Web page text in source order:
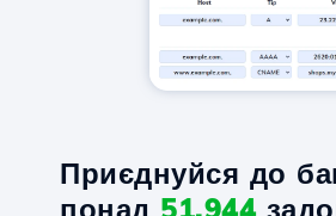
Приєднуйся до